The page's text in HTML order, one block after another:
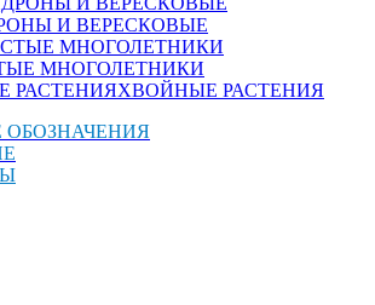
И ВЕРЕСКОВЫЕ
МНОГОЛЕТНИКИ
ХВОЙНЫЕ РАСТЕНИЯ